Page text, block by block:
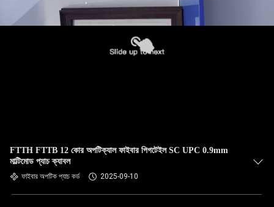
FTTH FTTB 12 কোর অপটিক্যাল ফাইবার পিগটেইল SC UPC 0.9mm
মাল্টিমোড প্যাচ ক্যাবল
ফাইবার অপটিক প্যাচ কর্ড 2025-09-10